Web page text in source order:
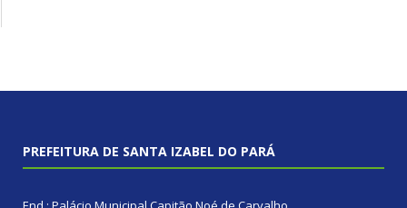
PREFEITURA DE SANTA IZABEL DO PARÁ